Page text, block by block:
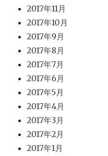
2017年11月
2017年10月
2017年9月
2017年8月
2017年7月
2017年6月
2017年5月
2017年4月
2017年3月
2017年2月
2017年1月